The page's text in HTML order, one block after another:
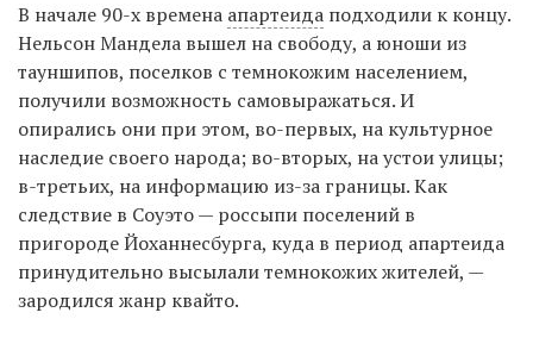
В начале 90-х времена апартеида подходили к концу.
Нельсон Мандела вышел на свободу, а юноши из
тауншипов, поселков с темнокожим населением,
получили возможность самовыражаться. И
опирались они при этом, во-первых, на культурное
наследие своего народа; во-вторых, на устои улицы;
в-третьих, на информацию из-за границы. Как
следствие в Соуэто — россыпи поселений в
пригороде Йоханнесбурга, куда в период апартеида
принудительно высылали темнокожих жителей, —
зародился жанр квайто.